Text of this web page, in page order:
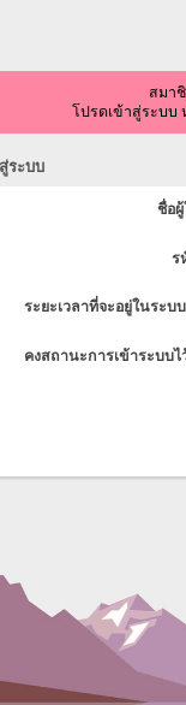
สมา
โปรดเข้าสู่ระบบ
ระบบ
ชื่อ
ร
ระยะเวลาที่จะอยู่ในระบ
คงสถานะการเข้าระบบ